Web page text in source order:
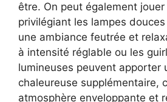
être. On peut également jouer
privilégiant les lampes
une ambiance feutrée et
à intensité réglable ou les
lumineuses peuvent apporter
chaleureuse supplémentaire,
atmosphère enveloppante et